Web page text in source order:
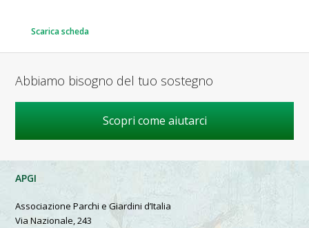
Scarica scheda
Abbiamo bisogno del tuo sostegno
Scopri come aiutarci
APGI
Associazione Parchi e Giardini d’Italia
Via Nazionale, 243